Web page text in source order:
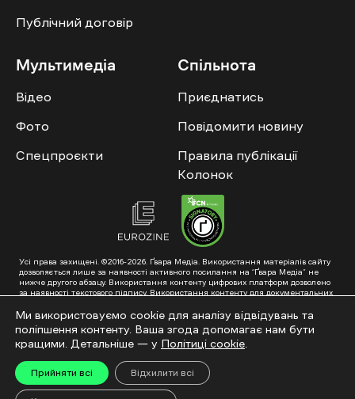
Публічний договір
Мультимедіа
Відео
Фото
Спецпроєкти
Спільнота
Приєднатись
Повідомити новину
Правила публікації
Колонок
Усі права захищені. ©2016-2026. Ґвара Медіа. Використання матеріалів сайту
дозволяється лише за наявності активного посилання на “Ґвара Медіа” не
нижче другого абзацу. Використання контенту цифрових платформ дозволено
за наявності текстового підпису. Використання контенту для документальних
схвалення від редакції.
Суб’єкт у сфері онлайн-медіа; ідентифікатор медіа – R40-01353. Поштова
адреса: ГО «Ґвара Медіа», 61057, Харків, вул. Гоголя, 14, абонентська скринька
№7400
Підкинь нам тему на пошту – hello@gwaramedia.com
Модернізація сайту:
Ми використовуємо cookie для аналізу відвідувань та
поліпшення контенту. Ваша згода допомагає нам бути
кращими. Детальніше — у Політиці cookie
Прийняти всі Відхилити всі